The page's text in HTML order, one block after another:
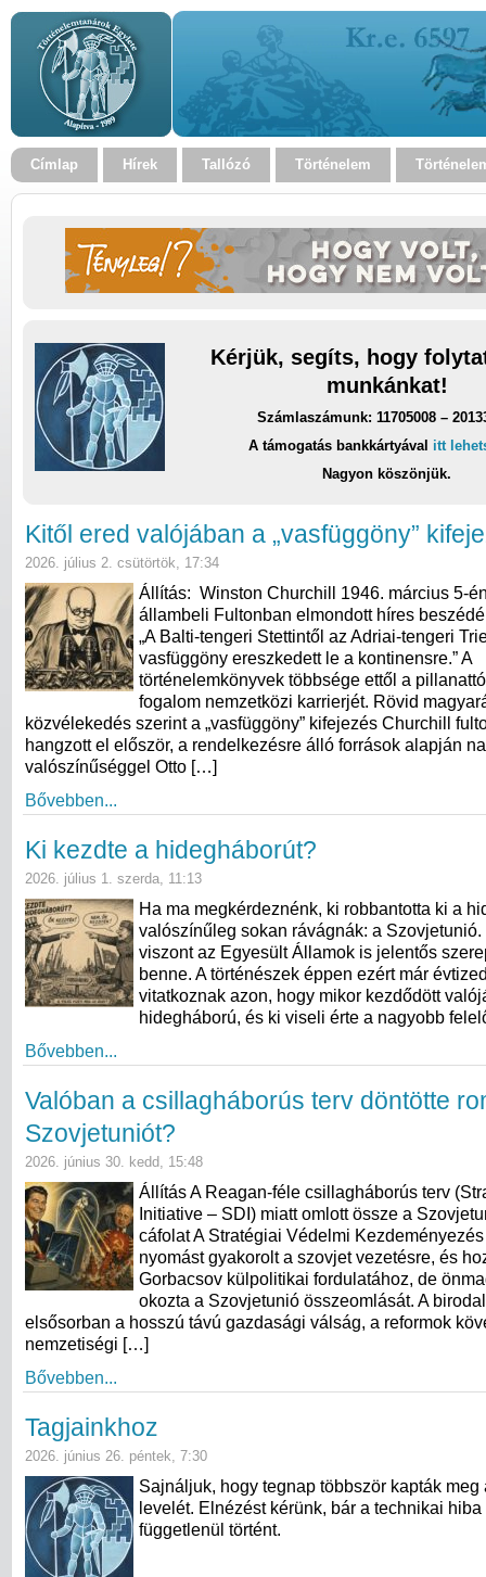
Címlap Hírek Tallózó Történelem
Kérjük, segíts, hogy
munkánkat!
Számlaszámunk: 11705008 –
A támogatás bankkártyával itt
Nagyon köszönjük.
Kitől ered valójában a „vasfüggöny”
2026. július 2. csütörtök, 17:34
Állítás: Winston Churchill 1946. március 5-
állambeli Fultonban elmondott híres
„A Balti-tengeri Stettintől az Adriai-tengeri
vasfüggöny ereszkedett le a kontinensre.” A
történelemkönyvek többsége ettől a
fogalom nemzetközi karrierjét. Rövid
közvélekedés szerint a „vasfüggöny” kifejezés Churchill
hangzott el először, a rendelkezésre álló források alapján
valószínűséggel Otto […]
Bővebben...
Ki kezdte a hidegháborút?
2026. július 1. szerda, 11:13
Ha ma megkérdeznénk, ki robbantotta ki a
valószínűleg sokan rávágnák: a Szovjetunió.
viszont az Egyesült Államok is jelentős
benne. A történészek éppen ezért már
vitatkoznak azon, hogy mikor kezdődött
hidegháború, és ki viseli érte a nagyobb
Bővebben...
Valóban a csillagháborús terv döntötte
Szovjetuniót?
2026. június 30. kedd, 15:48
Állítás A Reagan-féle csillagháborús terv
Initiative – SDI) miatt omlott össze a
cáfolat A Stratégiai Védelmi
nyomást gyakorolt a szovjet vezetésre, és
Gorbacsov külpolitikai fordulatához, de
okozta a Szovjetunió összeomlását. A
elsősorban a hosszú távú gazdasági válság, a reformok
nemzetiségi […]
Bővebben...
Tagjainkhoz
2026. június 26. péntek, 7:30
Sajnáljuk, hogy tegnap többször kapták meg
levelét. Elnézést kérünk, bár a technikai
függetlenül történt.